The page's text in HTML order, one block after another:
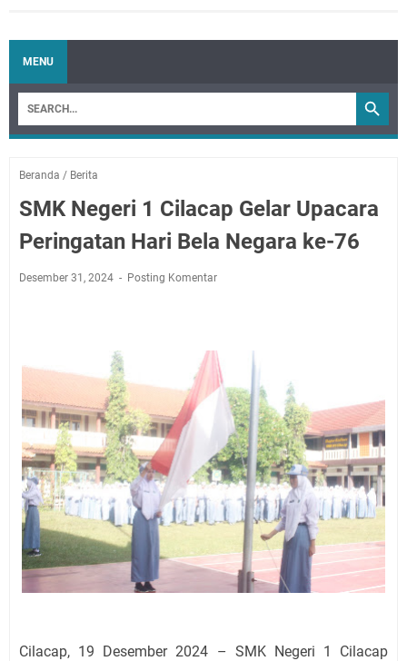
MENU
Beranda / Berita
SMK Negeri 1 Cilacap Gelar Upacara
Peringatan Hari Bela Negara ke-76
Desember 31, 2024 Posting Komentar
Cilacap, 19 Desember 2024 – SMK Negeri 1 Cilacap